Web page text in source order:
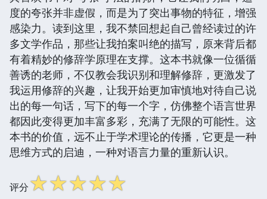
度的夸张并非虚假，而是为了突出事物的特征，增强
感染力。读到这里，我不禁回想起自己曾经读过的许
多文学作品，那些让我拍案叫绝的描写，原来背后都
有着精妙的修辞学原理在支撑。这本书就像一位循循
善诱的老师，不仅教会我识别和理解修辞，更激发了
我运用修辞的兴趣，让我开始更加审慎地对待自己说
出的每一句话，写下的每一个字，仿佛整个语言世界
都因此变得更加丰富多彩，充满了无限的可能性。这
本书的价值，远不止于学术理论的传播，它更是一种
思维方式的启迪，一种对语言力量的重新认识。
评分☆☆☆☆☆